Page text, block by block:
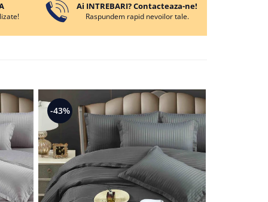
Ai INTREBARI? Contacteaza-ne!
Raspundem rapid nevoilor tale.
-43%